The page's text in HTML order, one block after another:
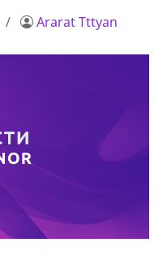
Ararat Tttyan